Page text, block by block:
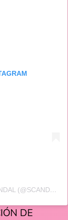
UNA PUBLICACIÓN COMPARTIDA POR SCANDAL (@SCANDAL_BAND_OFFICIAL)
DE